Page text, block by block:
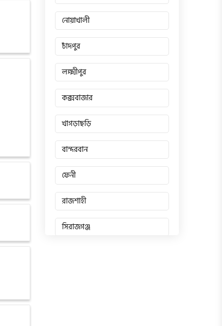
নোয়াখালী
চাঁদপুর
লক্ষ্মীপুর
কক্সবাজার
খাগড়াছড়ি
বান্দরবান
ফেনী
রাজশাহী
সিরাজগঞ্জ